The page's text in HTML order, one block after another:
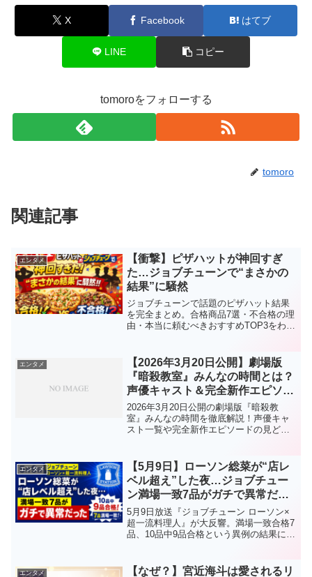
X Facebook はてブ
LINE コピー
tomoroをフォローする
tomoro
関連記事
エンタメ
【衝撃】ピザハットが神回すぎ
た…ジョブチューンで“まさかの
結果”に騒然
ジョブチューンで話題のピザハット結果
を完全まとめ。合格商品7選・不合格の理
由・本当に頼むべきおすすめTOP3をわか
エンタメ
【2026年3月20日公開】劇場版
『暗殺教室』みんなの時間とは？
声優キャスト＆完全新作エピソー
ドの魅力まとめ！
2026年3月20日公開の劇場版『暗殺教
室』みんなの時間を徹底解説！声優キャ
スト一覧や完全新作エピソードの見どこ
エンタメ
【5月9日】ローソン総菜が“店レ
ベル超え”した夜…ジョブチュー
ン満場一致7品がガチで異常だっ
た
5月9日放送『ジョブチューン ローソン×
超一流料理人』が大反響。満場一致合格7
品、10品中9品合格という異例の結果に
ど“店レベル超え”と話題の商品を徹底解説
エンタメ
【なぜ？】宮近海斗は愛されるリ